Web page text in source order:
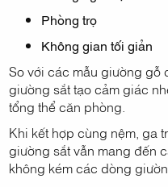
Phòng trọ
Không gian tối giản
So với các mẫu giường gỗ
giường sắt tạo cảm giác
tổng thể căn phòng.
Khi kết hợp cùng nệm, ga
giường sắt vẫn mang đến
không kém các dòng